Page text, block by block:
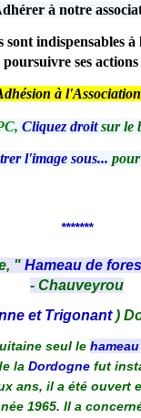
à notre
sont indispensables
poursuivre ses
à l'Association
Cliquez droitsur le
l'image sous...
*******
" Hameau de
- Chauveyrou
et Trigonant)
seul le
la Dordogne fut
ans, il a été ouvert
1965. Il a